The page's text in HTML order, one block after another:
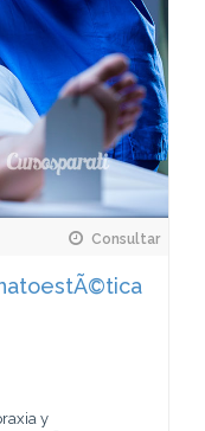
Consultar
y